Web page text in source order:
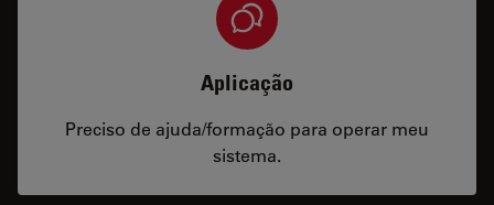
Aplicação
Preciso de ajuda/formação para operar meu
sistema.